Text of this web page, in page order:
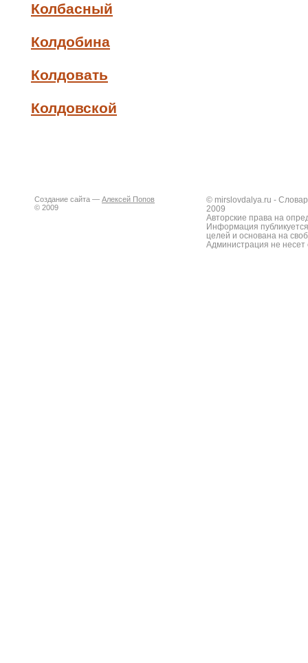
Колбасный
Колдобина
Колдовать
Колдовской
Создание сайта — Алексей Попов
© 2009
© mirslovdalya.ru -
2009
Авторские права на
Информация
целей и основана на
Администрация не несет